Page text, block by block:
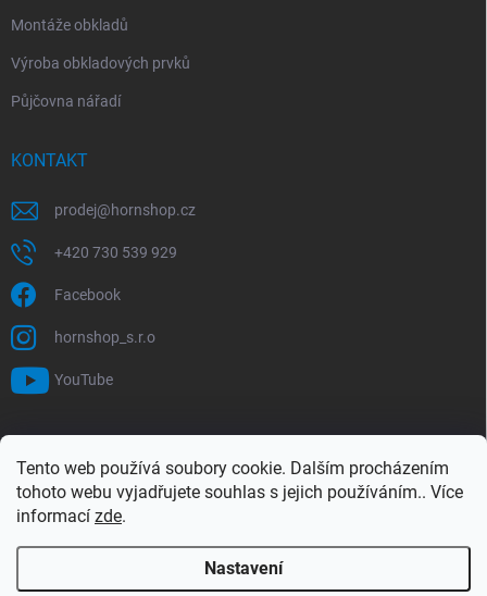
Tento web používá soubory cookie. Dalším procházením
tohoto webu vyjadřujete souhlas s jejich používáním.. Více
informací zde.
Nastavení
Montáže obkladů
Výroba obkladových prvků
Půjčovna nářadí
KONTAKT
prodej@hornshop.cz
+420 730 539 929
Facebook
hornshop_s.r.o
YouTube
Hledat